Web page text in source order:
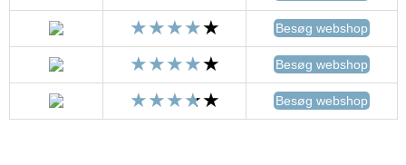
Besøg webshop
Besøg webshop
Besøg webshop